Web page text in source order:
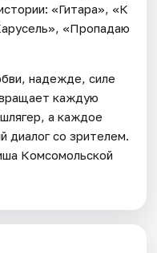
«Гитара», «К
«Пропадаю
надежде, силе
каждую
а каждое
диалог со зрителем.
Комсомольской